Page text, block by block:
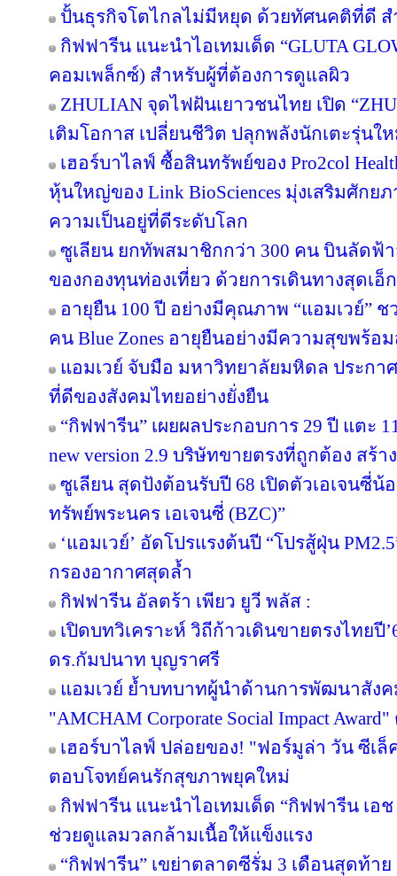
ปั้นธุรกิจโตไกลไม่มีหยุด ด้วยทัศนคติที่ดี ส
กิฟฟารีน แนะนำไอเทมเด็ด “GLUTA
คอมเพล็กซ์) สำหรับผู้ที่ต้องการดูแลผิว
ZHULIAN จุดไฟฝันเยาวชนไทย เปิด
เติมโอกาส เปลี่ยนชีวิต ปลุกพลังนักเตะรุ่น
เฮอร์บาไลฟ์ ซื้อสินทรัพย์ของ Pro2col
หุ้นใหญ่ของ Link BioSciences มุ่งเสริมศัก
ความเป็นอยู่ที่ดีระดับโลก
ซูเลียน ยกทัพสมาชิกกว่า 300 คน บินลัดฟ้
ของกองทุนท่องเที่ยว ด้วยการเดินทางสุดเ
อายุยืน 100 ปี อย่างมีคุณภาพ “แอมเวย์” ช
คน Blue Zones อายุยืนอย่างมีความสุขพร้อ
แอมเวย์ จับมือ มหาวิทยาลัยมหิดล ประกา
ที่ดีของสังคมไทยอย่างยั่งยืน
“กิฟฟารีน” เผยผลประกอบการ 29 ปี แตะ
new version 2.9 บริษัทขายตรงที่ถูกต้อง สร้
ซูเลียน สุดปังต้อนรับปี 68 เปิดตัวเอเจนซี่น้
ทรัพย์พระนคร เอเจนซี่ (BZC)”
‘แอมเวย์’ อัดโปรแรงต้นปี “โปรสู้ฝุ่น
กรองอากาศสุดล้ำ
กิฟฟารีน อัลตร้า เพียว ยูวี พลัส :
เปิดบทวิเคราะห์ วิถีก้าวเดินขายตรงไทยปี
ดร.กัมปนาท บุญราศรี
แอมเวย์ ย้ำบทบาทผู้นำด้านการพัฒนาสังค
"AMCHAM Corporate Social Impact
เฮอร์บาไลฟ์ ปล่อยของ! "ฟอร์มูล่า วัน ซีเ
ตอบโจทย์คนรักสุขภาพยุคใหม่
กิฟฟารีน แนะนำไอเทมเด็ด “กิฟฟารีน เอ
ช่วยดูแลมวลกล้ามเนื้อให้แข็งแรง
“กิฟฟารีน” เขย่าตลาดซีรั่ม 3 เดือนสุดท้า